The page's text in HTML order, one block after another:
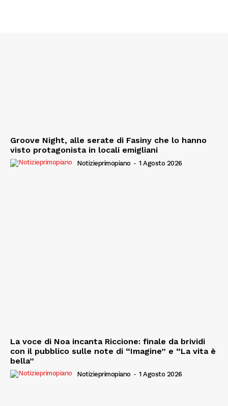
Groove Night, alle serate di Fasiny che lo hanno
visto protagonista in locali emigliani
Notizieprimopiano - 1 Agosto 2026
La voce di Noa incanta Riccione: finale da brividi
con il pubblico sulle note di “Imagine” e “La vita è
bella”
Notizieprimopiano - 1 Agosto 2026